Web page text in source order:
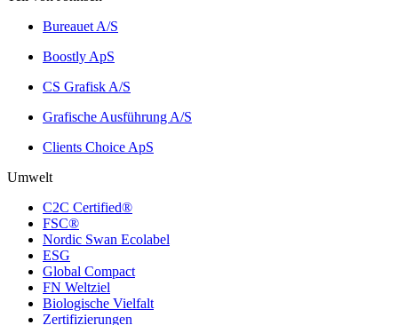
Bureauet A/S
Boostly ApS
CS Grafisk A/S
Grafische Ausführung A/S
Clients Choice ApS
Umwelt
C2C Certified®
FSC®
Nordic Swan Ecolabel
ESG
Global Compact
FN Weltziel
Biologische Vielfalt
Zertifizierungen